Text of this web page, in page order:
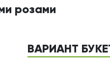
розами
ВАРИАНТ